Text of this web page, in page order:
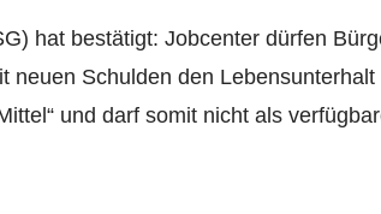
hat bestätigt: Jobcenter dürfen
neuen Schulden den
und darf somit nicht als